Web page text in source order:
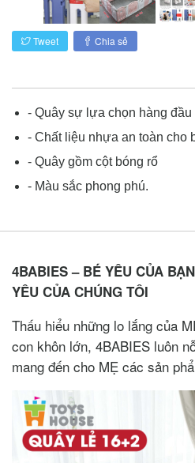
Tweet Chia sẻ
- Quây sự lựa chọn hàng đầu
- Chất liệu nhựa an toàn cho
- Quây gồm cột bóng rổ
- Màu sắc phong phú.
4BABIES – BÉ YÊU CỦA
YÊU CỦA CHÚNG TÔI
Thấu hiểu những lo lắng của
con khôn lớn, 4BABIES luôn
mang đến cho MẸ các sản